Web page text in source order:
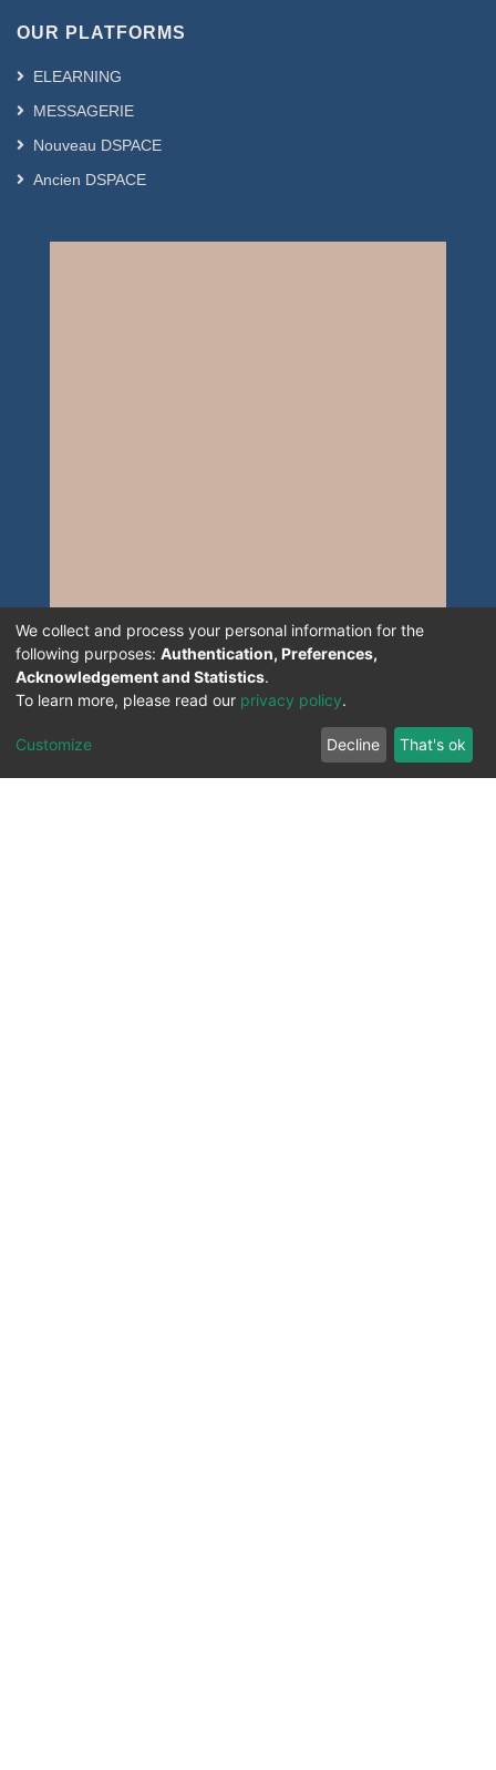
OUR PLATFORMS
ELEARNING
MESSAGERIE
Nouveau DSPACE
Ancien DSPACE
We collect and process your personal information for the
following purposes: Authentication, Preferences,
Acknowledgement and Statistics.
To learn more, please read our privacy policy.
Customize Decline That's ok